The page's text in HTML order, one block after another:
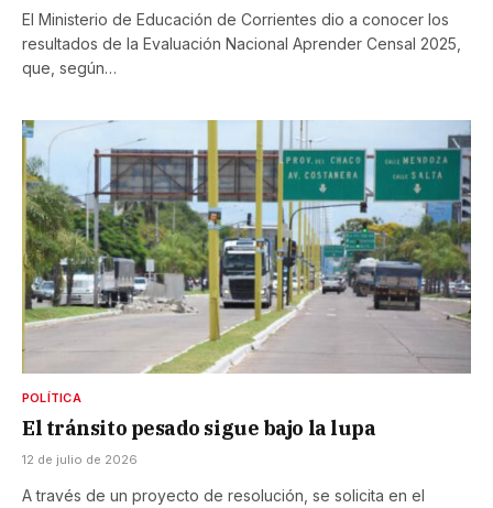
El Ministerio de Educación de Corrientes dio a conocer los
resultados de la Evaluación Nacional Aprender Censal 2025,
que, según…
POLÍTICA
El tránsito pesado sigue bajo la lupa
12 de julio de 2026
A través de un proyecto de resolución, se solicita en el